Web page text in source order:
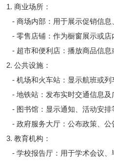
1. 商业场所：
- 商场内部：用于展示促销信息
- 零售店铺：作为橱窗展示或店
- 超市和便利店：播放商品信息
2. 公共设施：
- 机场和火车站：显示航班或列
- 地铁站：发布实时交通信息及
- 图书馆：显示通知、活动安排
- 政府服务大厅：公布政策、公
3. 教育机构：
- 学校报告厅：用于学术会议、